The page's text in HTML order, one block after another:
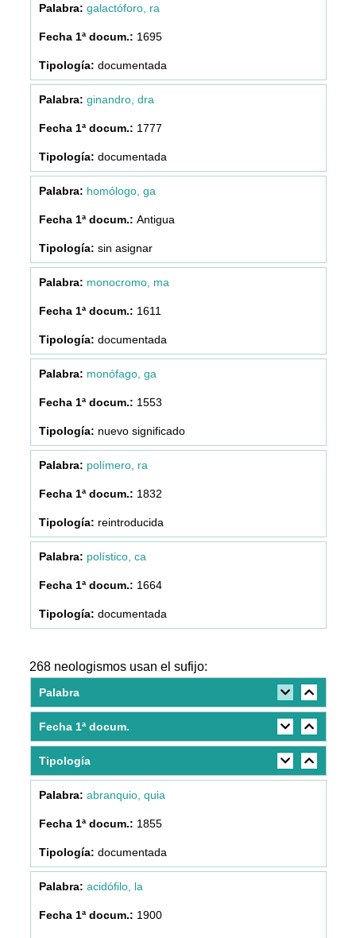
galactóforo, ra
1695
documentada
ginandro, dra
1777
documentada
homólogo, ga
Antigua
sin asignar
monocromo, ma
1611
documentada
monófago, ga
1553
nuevo significado
polímero, ra
1832
reintroducida
polístico, ca
1664
documentada
268 neologismos usan el sufijo:
Palabra
Fecha 1ª docum.
Tipología
abranquio, quia
1855
documentada
acidófilo, la
1900